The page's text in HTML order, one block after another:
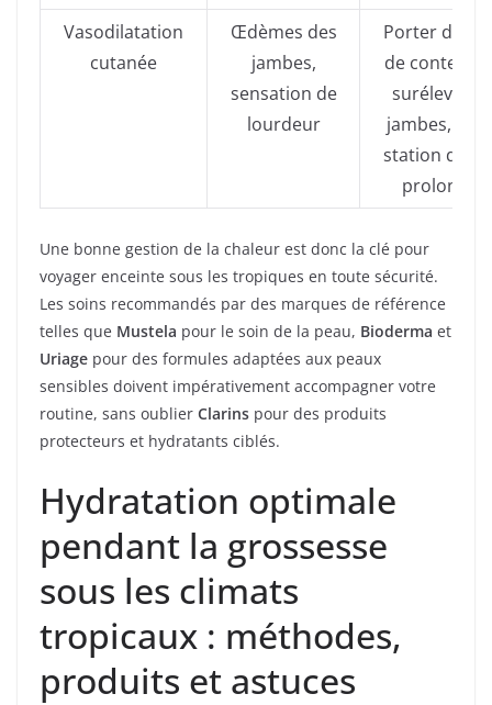
Vasodilatation
cutanée
Œdèmes des
jambes,
sensation de
lourdeur
Porter des
de
surélever
jambes,
station
prolongée
Une bonne gestion de la chaleur est donc la clé pour
voyager enceinte sous les tropiques en toute sécurité.
Les soins recommandés par des marques de référence
telles que Mustela pour le soin de la peau, Bioderma et
Uriage pour des formules adaptées aux peaux
sensibles doivent impérativement accompagner votre
routine, sans oublier Clarins pour des produits
protecteurs et hydratants ciblés.
Hydratation optimale
pendant la grossesse
sous les climats
tropicaux : méthodes,
produits et astuces